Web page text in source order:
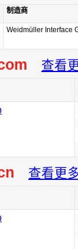
制造商
Weidmüller Interface
查看
查看更